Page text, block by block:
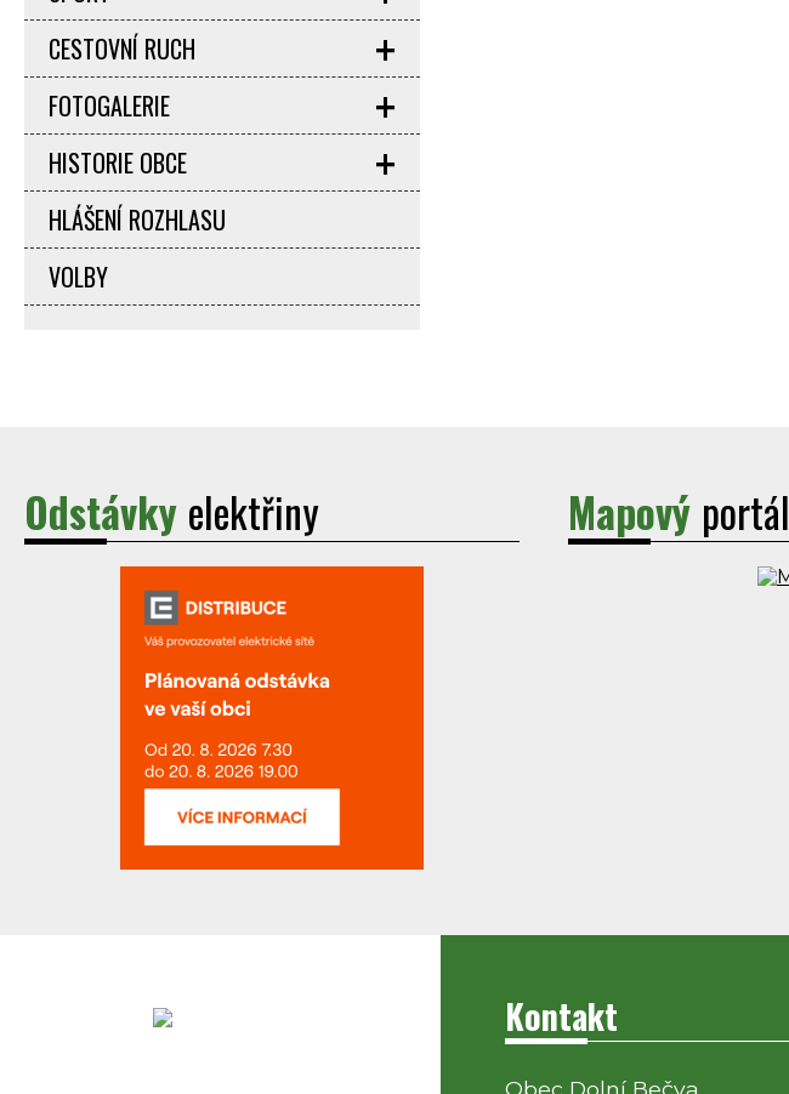
CESTOVNÍ RUCH
FOTOGALERIE
HISTORIE OBCE
HLÁŠENÍ ROZHLASU
VOLBY
Odstávky elektřiny Mapový portál
Kontakt
Obec Dolní Bečva